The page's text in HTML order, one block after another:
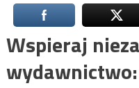
Wspieraj
wydawnictwo: